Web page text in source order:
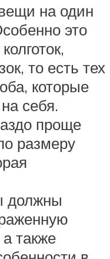
на один
это
то есть тех
которые
себя.
проще
размеру
должны
также